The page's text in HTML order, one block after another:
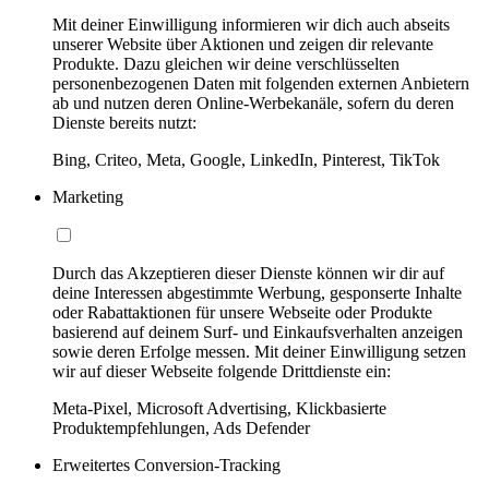
Mit deiner Einwilligung informieren wir dich auch abseits
unserer Website über Aktionen und zeigen dir relevante
Produkte. Dazu gleichen wir deine verschlüsselten
personenbezogenen Daten mit folgenden externen Anbietern
ab und nutzen deren Online-Werbekanäle, sofern du deren
Dienste bereits nutzt:
Bing, Criteo, Meta, Google, LinkedIn, Pinterest, TikTok
Marketing
Durch das Akzeptieren dieser Dienste können wir dir auf
deine Interessen abgestimmte Werbung, gesponserte Inhalte
oder Rabattaktionen für unsere Webseite oder Produkte
basierend auf deinem Surf- und Einkaufsverhalten anzeigen
sowie deren Erfolge messen. Mit deiner Einwilligung setzen
wir auf dieser Webseite folgende Drittdienste ein:
Meta-Pixel, Microsoft Advertising, Klickbasierte
Produktempfehlungen, Ads Defender
Erweitertes Conversion-Tracking